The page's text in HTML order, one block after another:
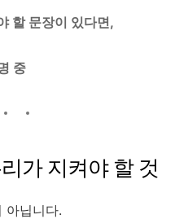
할 문장이 있다면,
중
가 지켜야 할 것
아닙니다.